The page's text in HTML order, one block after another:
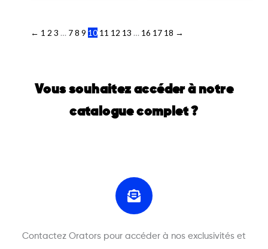
← 1 2 3 … 78 9 10 11 12 13 … 16 17 18 →
Vous souhaitez accéder à notre
catalogue complet ?
Contactez Orators pour accéder à nos exclusivités et